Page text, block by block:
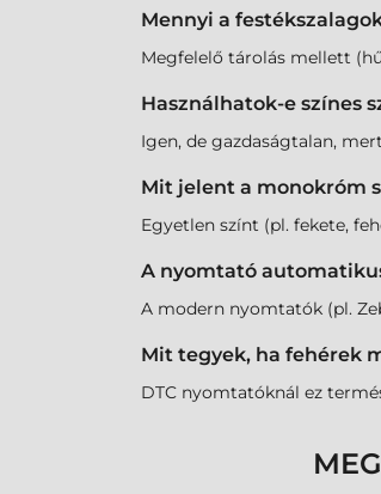
Mennyi a
Megfelelő tárolás mellett
Használhatok-e színes
Igen, de gazdaságtalan,
Mit jelent a monokróm
Egyetlen színt (pl. fekete,
A nyomtató
A modern nyomtatók (pl.
Mit tegyek, ha fehérek
DTC nyomtatóknál ez